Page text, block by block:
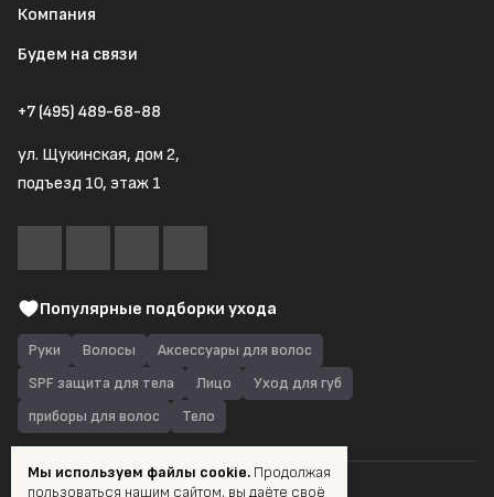
Компания
Будем на связи
+7 (495) 489-68-88
ул. Щукинская, дом 2,
подъезд 10, этаж 1
Популярные подборки ухода
Руки Волосы
Аксессуары для волос
SPF защита для тела
Лицо
Уход для губ
приборы для волос
Тело
Мы используем файлы cookie. Продолжая
пользоваться нашим сайтом, вы даёте своё